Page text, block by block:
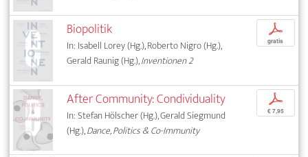
Biopolitik
In: Isabell Lorey (Hg.), Roberto Nigro (Hg.),
Gerald Raunig (Hg.),Inventionen 2
p
gratis
After Community: Condividuality
In: Stefan Hölscher (Hg.), Gerald Siegmund
(Hg.),Dance, Politics & Co-Immunity
p
€ 7,95